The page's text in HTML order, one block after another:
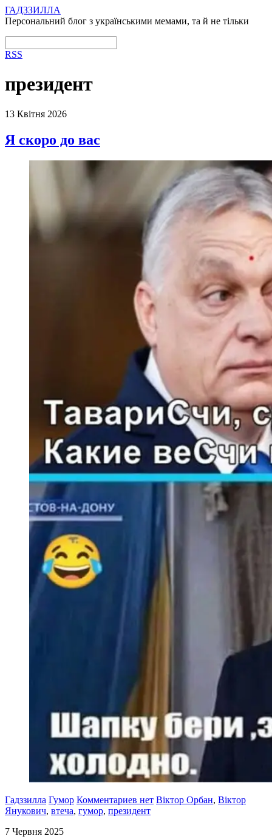
ГАДЗЗИЛЛА
Персональний блог з українськими мемами, та й не тільки
RSS
президент
13 Квітня 2026
Я скоро до вас
Гадззилла Гумор Комментариев нет Віктор Орбан, Віктор
Янукович, втеча, гумор, президент
7 Червня 2025